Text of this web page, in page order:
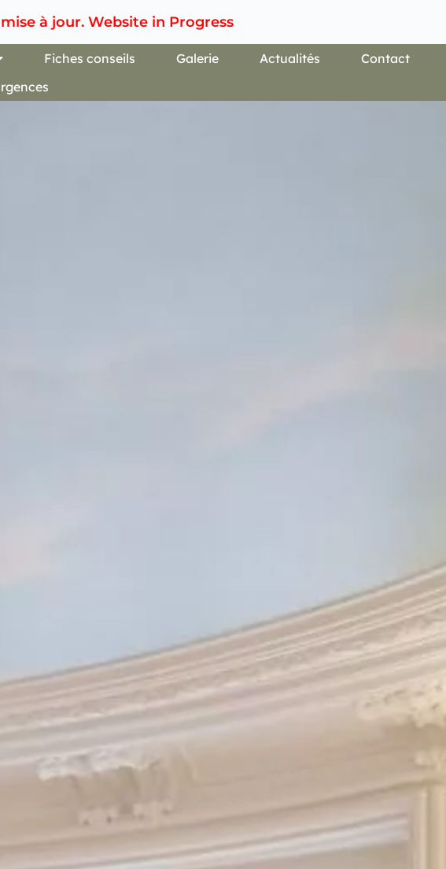
à jour. Website in Progress
Fiches conseils Galerie Actualités
Contact